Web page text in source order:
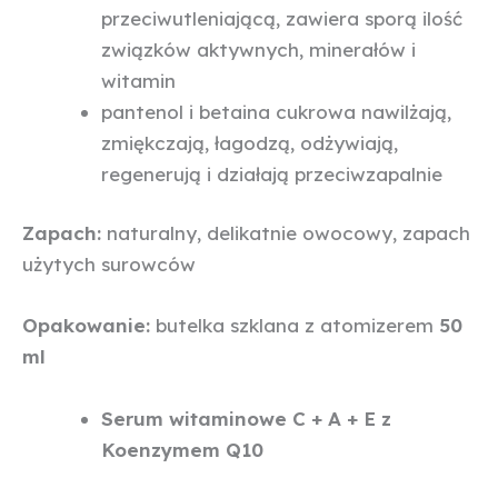
przeciwutleniającą, zawiera sporą ilość
związków aktywnych, minerałów i
witamin
pantenol i betaina cukrowa nawilżają,
zmiękczają, łagodzą, odżywiają,
regenerują i działają przeciwzapalnie
Zapach: naturalny, delikatnie owocowy, zapach
użytych surowców
Opakowanie: butelka szklana z atomizerem 50
ml
Serum witaminowe C + A + E z
Koenzymem Q10